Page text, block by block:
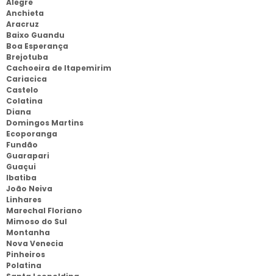
Alegre
Anchieta
Aracruz
Baixo Guandu
Boa Esperança
Brejotuba
Cachoeira de Itapemirim
Cariacica
Castelo
Colatina
Diana
Domingos Martins
Ecoporanga
Fundão
Guarapari
Guaçui
Ibatiba
João Neiva
Linhares
Marechal Floriano
Mimoso do Sul
Montanha
Nova Venecia
Pinheiros
Polatina